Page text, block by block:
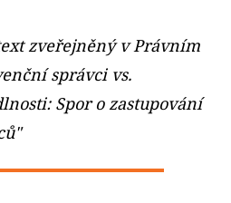
zveřejněný v Právním
správci vs.
Spor o zastupování